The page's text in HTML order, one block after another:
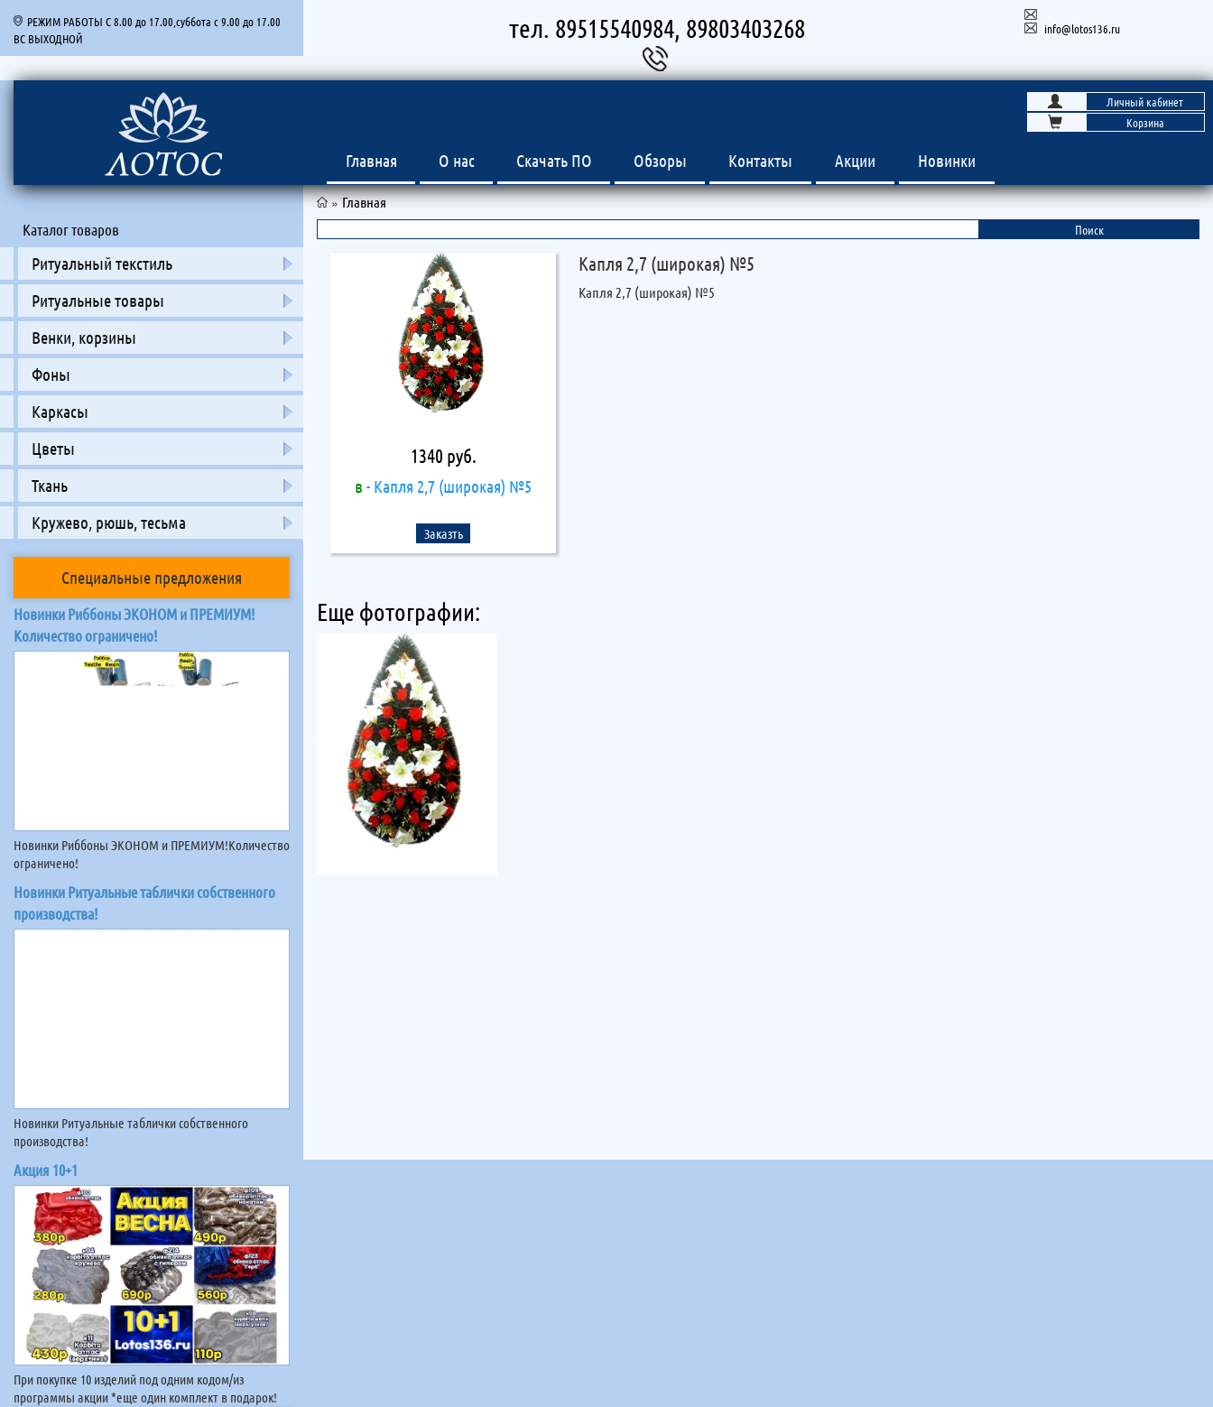
РЕЖИМ РАБОТЫ С 8.00 до 17.00,суббота с 9.00 до 17.00
ВС ВЫХОДНОЙ
тел. 89515540984, 89803403268 info@lotos136.ru
Главная О нас Скачать ПО Обзоры Контакты Акции Новинки
Личный кабинет
Корзина
Каталог товаров
Ритуальный текстиль
Ритуальные товары
Венки, корзины
Фоны
Каркасы
Цветы
Ткань
Кружево, рюшь, тесьма
Специальные предложения
Новинки Риббоны ЭКОНОМ и ПРЕМИУМ!
Количество ограничено!
Новинки Риббоны ЭКОНОМ и ПРЕМИУМ!Количество
ограничено!
Новинки Ритуальные таблички собственного
производства!
Новинки Ритуальные таблички собственного
производства!
Акция 10+1
При покупке 10 изделий под одним кодом/из
программы акции *еще один комплект в подарок!
»Главная
1340 руб.
в - Капля 2,7 (широкая) №5
Заказть
Капля 2,7 (широкая) №5
Капля 2,7 (широкая) №5
Еще фотографии: